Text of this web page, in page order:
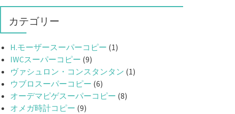
カテゴリー
H.モーザースーパーコピー (1)
IWCスーパーコピー (9)
ヴァシュロン・コンスタンタン (1)
ウブロスーパーコピー (6)
オーデマピゲスーパーコピー (8)
オメガ時計コピー (9)